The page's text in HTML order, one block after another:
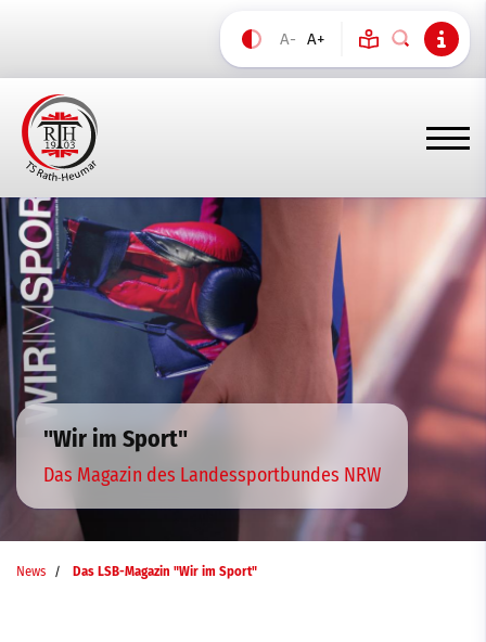
A- A+
"Wir im Sport"
Das Magazin des Landessportbundes NRW
News Das LSB-Magazin "Wir im Sport"